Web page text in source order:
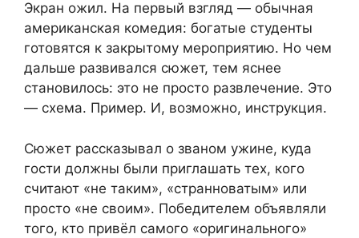
Экран ожил. На первый взгляд — обычная
американская комедия: богатые студенты
готовятся к закрытому мероприятию. Но чем
дальше развивался сюжет, тем яснее
становилось: это не просто развлечение. Это
— схема. Пример. И, возможно, инструкция.
Сюжет рассказывал о званом ужине, куда
гости должны были приглашать тех, кого
считают «не таким», «странноватым» или
просто «не своим». Победителем объявляли
того, кто привёл самого «оригинального»